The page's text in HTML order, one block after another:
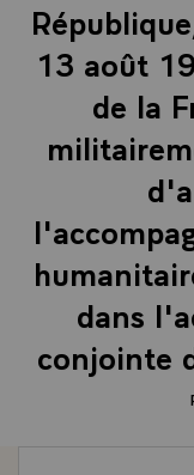
13 août
de la
dans
conjointe